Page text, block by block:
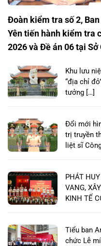
Đoàn kiểm tra số 2,
Yên tiến hành kiểm tra
2026 và Đề án 06 tại
Khu lưu
“địa chỉ
tưởng […]
Đổi mới
trị truyền
liệt sĩ
PHÁT
VANG,
KINH TẾ
Tiểu ban
chức Lễ